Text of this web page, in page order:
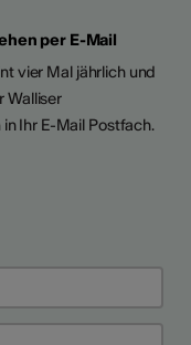
per E-Mail
vier Mal jährlich und
Walliser
Ihr E-Mail Postfach.